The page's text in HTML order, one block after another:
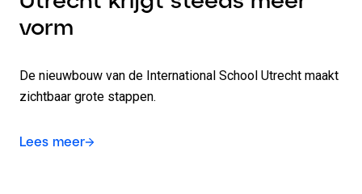
vorm
De nieuwbouw van de International School Utrecht maakt
zichtbaar grote stappen.
Lees meer